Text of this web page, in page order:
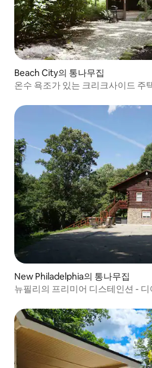
Beach City의 통나무집
온수 욕조가 있는 크리크사이드 주
New Philadelphia의 통나무집
뉴필리의 프리미어 디스테인션 - 디